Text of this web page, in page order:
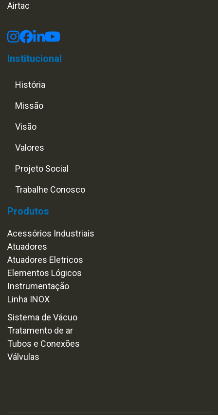
Airtac
Institucional
História
Missão
Visão
Valores
Projeto Social
Trabalhe Conosco
Produtos
Acessórios Industriais
Atuadores
Atuadores Eletricos
Elementos Lógicos
Instrumentação
Linha INOX
Sistema de Vácuo
Tratamento de ar
Tubos e Conexões
Válvulas